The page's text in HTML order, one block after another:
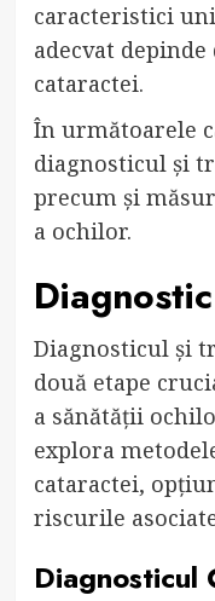
caracteristici
adecvat
cataractei.
În următoarele
diagnosticul și
precum și
a ochilor.
Diagnosticul și
două etape
a sănătății
explora
cataractei,
riscurile
Diagnosticul